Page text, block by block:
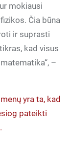
mokiausi
Čia būna
ir suprasti
kad visus
–
yra ta, kad
pateikti